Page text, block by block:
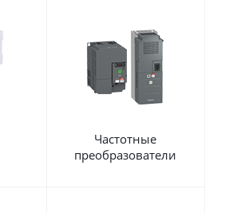
Частотные
преобразователи